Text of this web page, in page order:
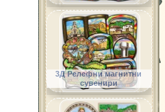
3Д Релефни магнитни
сувенири